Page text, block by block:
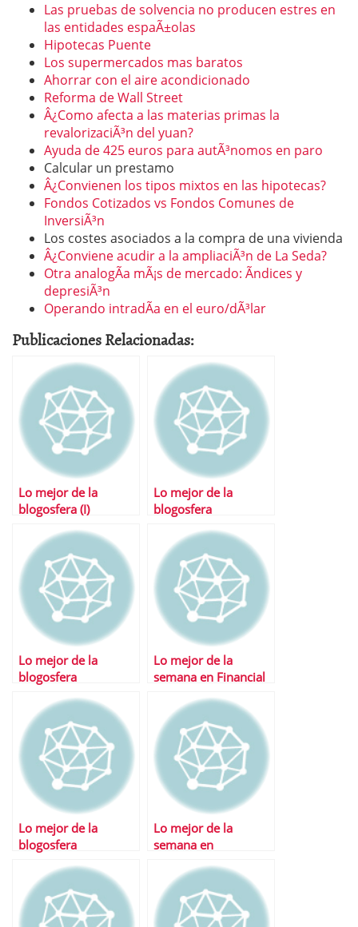
Las pruebas de solvencia no producen estres en
las entidades espaÃ±olas
Hipotecas Puente
Los supermercados mas baratos
Ahorrar con el aire acondicionado
Reforma de Wall Street
Â¿Como afecta a las materias primas la
revalorizaciÃ³n del yuan?
Ayuda de 425 euros para autÃ³nomos en paro
Calcular un prestamo
Â¿Convienen los tipos mixtos en las hipotecas?
Fondos Cotizados vs Fondos Comunes de
InversiÃ³n
Los costes asociados a la compra de una vivienda
Â¿Conviene acudir a la ampliaciÃ³n de La Seda?
Otra analogÃ­a mÃ¡s de mercado: Ã­ndices y
depresiÃ³n
Operando intradÃ­a en el euro/dÃ³lar
Publicaciones Relacionadas:
Lo mejor de la
blogosfera (I)
Lo mejor de la
blogosfera
Lo mejor de la
blogosfera
Lo mejor de la
semana en Financial
Lo mejor de la
blogosfera
Lo mejor de la
semana en